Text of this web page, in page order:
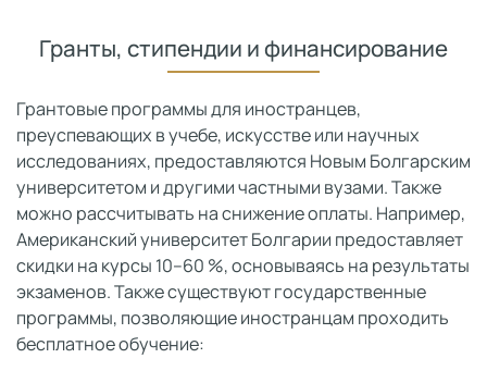
Гранты, стипендии и финансирование
Грантовые программы для иностранцев,
преуспевающих в учебе, искусстве или научных
исследованиях, предоставляются Новым Болгарским
университетом и другими частными вузами. Также
можно рассчитывать на снижение оплаты. Например,
Американский университет Болгарии предоставляет
скидки на курсы 10–60 %, основываясь на результаты
экзаменов. Также существуют государственные
программы, позволяющие иностранцам проходить
бесплатное обучение: